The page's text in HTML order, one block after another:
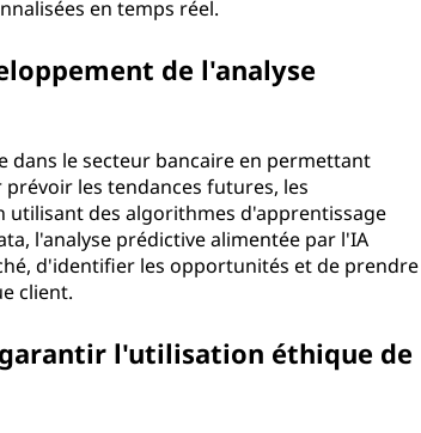
en temps réel.
de l'analyse
dans le secteur bancaire en permettant
les tendances futures, les
utilisant des algorithmes d'apprentissage
l'analyse prédictive alimentée par l'IA
d'identifier les opportunités et de prendre
client.
l'utilisation éthique de